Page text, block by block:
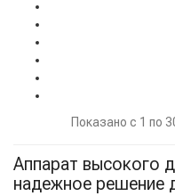
Показано с 1 по
Аппарат высокого
надежное решение